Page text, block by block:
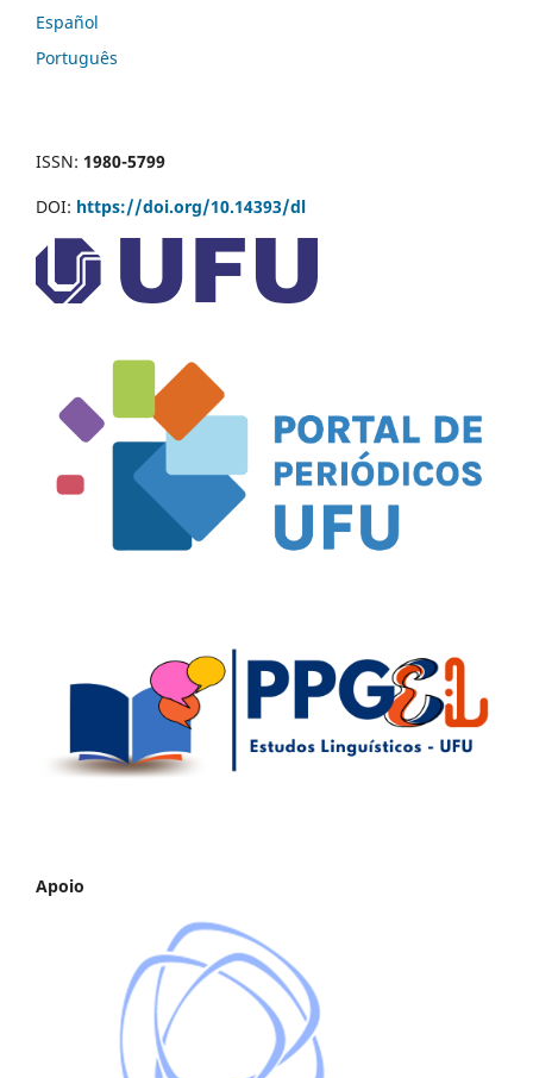
Español
Português
ISSN: 1980-5799
DOI: https://doi.org/10.14393/dl
Apoio